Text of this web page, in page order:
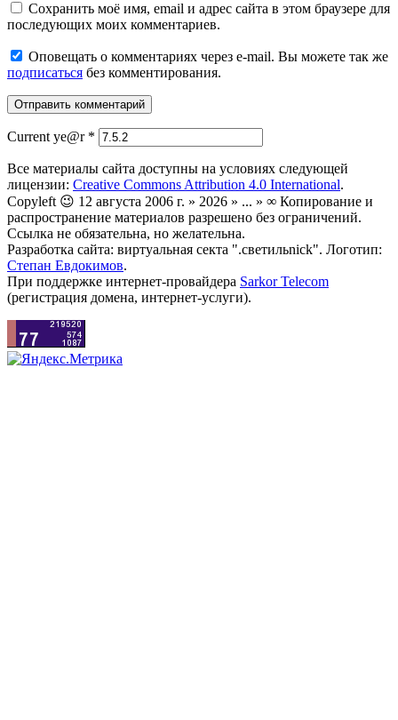
Сохранить моё имя, email и адрес сайта в этом браузере для
последующих моих комментариев.
Оповещать о комментариях через e-mail. Вы можете так же
подписаться без комментирования.
Current ye@r *
Все материалы сайта доступны на условиях следующей
лицензии: Creative Commons Attribution 4.0 International.
Copyleft 😉 12 августа 2006 г. » 2026 » ... » ∞ Копирование и
распространение материалов разрешено без ограничений.
Ссылка не обязательна, но желательна.
Разработка сайта: виртуальная секта ".светильnick". Логотип:
Степан Евдокимов.
При поддержке интернет-провайдера Sarkor Telecom
(регистрация домена, интернет-услуги).